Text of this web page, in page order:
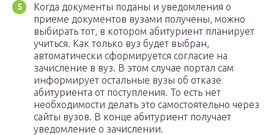
Когда документы поданы и уведомления о
приеме документов вузами получены, можно
выбирать тот, в котором абитуриент планирует
учиться. Как только вуз будет выбран,
автоматически сформируется согласие на
зачисление в вуз. В этом случае портал сам
информирует остальные вузы об отказе
абитуриента от поступления. То есть нет
необходимости делать это самостоятельно через
сайты вузов. В конце абитуриент получает
уведомление о зачислении.